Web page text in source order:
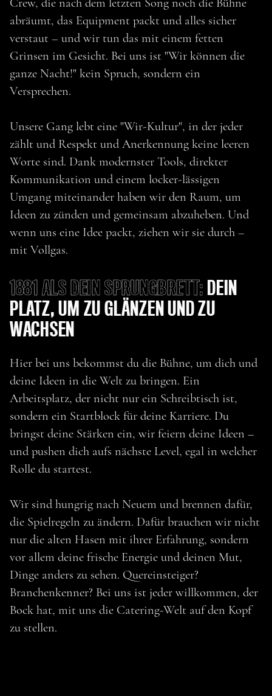
abräumt, das Equipment packt und alles sicher
verstaut – und wir tun das mit einem fetten
Grinsen im Gesicht. Bei uns ist "Wir können die
ganze Nacht!" kein Spruch, sondern ein
Versprechen.
Unsere Gang lebt eine "Wir-Kultur", in der jeder
zählt und Respekt und Anerkennung keine leeren
Worte sind. Dank modernster Tools, direkter
Kommunikation und einem locker-lässigen
Umgang miteinander haben wir den Raum, um
Ideen zu zünden und gemeinsam abzuheben. Und
wenn uns eine Idee packt, ziehen wir sie durch –
mit Vollgas.
1881 ALS DEIN SPRUNGBRETT:DEIN
PLATZ, UM ZU GLÄNZEN UND ZU
WACHSEN
Hier bei uns bekommst du die Bühne, um dich und
deine Ideen in die Welt zu bringen. Ein
Arbeitsplatz, der nicht nur ein Schreibtisch ist,
sondern ein Startblock für deine Karriere. Du
bringst deine Stärken ein, wir feiern deine Ideen –
und pushen dich aufs nächste Level, egal in welcher
Rolle du startest.
Wir sind hungrig nach Neuem und brennen dafür,
die Spielregeln zu ändern. Dafür brauchen wir nicht
nur die alten Hasen mit ihrer Erfahrung, sondern
vor allem deine frische Energie und deinen Mut,
Dinge anders zu sehen. Quereinsteiger?
Branchenkenner? Bei uns ist jeder willkommen, der
Bock hat, mit uns die Catering-Welt auf den Kopf
zu stellen.